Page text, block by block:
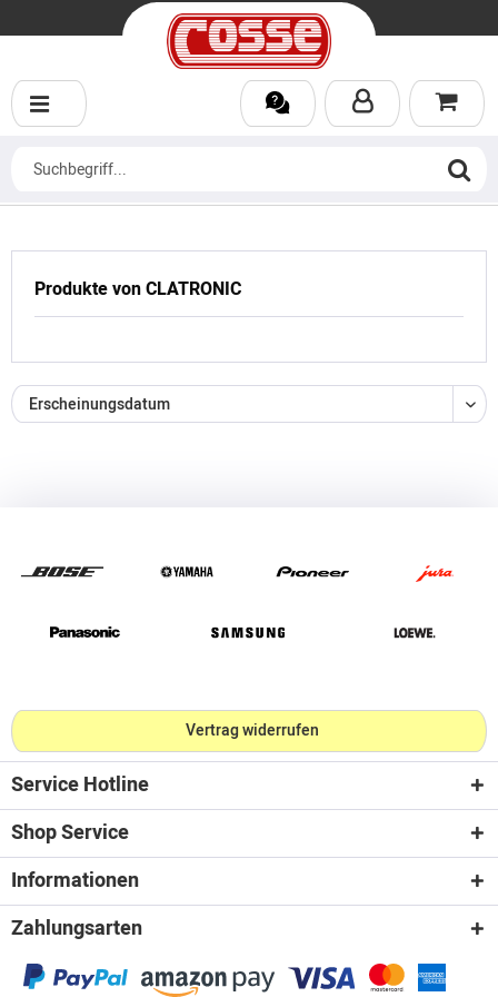
Produkte von CLATRONIC
Vertrag widerrufen
Service Hotline
Shop Service
Informationen
Zahlungsarten